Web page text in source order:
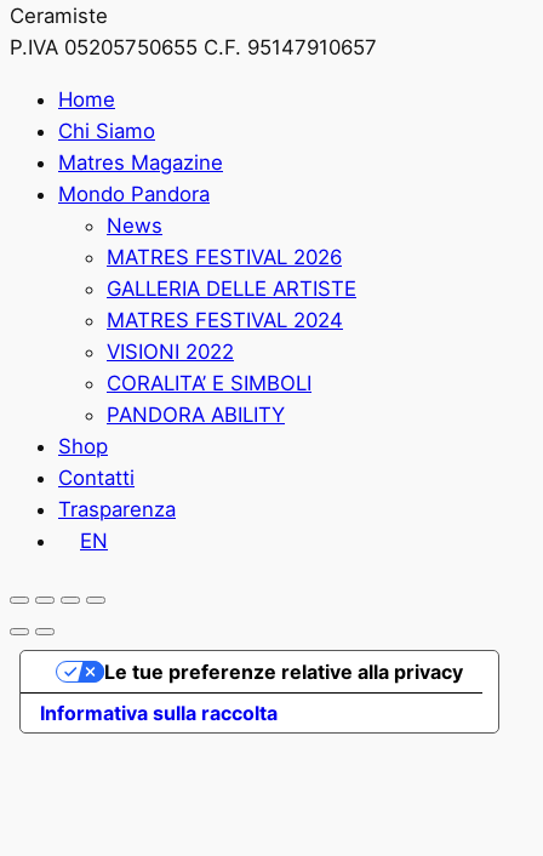
Ceramiste
P.IVA 05205750655 C.F. 95147910657
Home
Chi Siamo
Matres Magazine
Mondo Pandora
News
MATRES FESTIVAL 2026
GALLERIA DELLE ARTISTE
MATRES FESTIVAL 2024
VISIONI 2022
CORALITA’ E SIMBOLI
PANDORA ABILITY
Shop
Contatti
Trasparenza
EN
Informativa sulla raccolta
Le tue preferenze relative alla privacy